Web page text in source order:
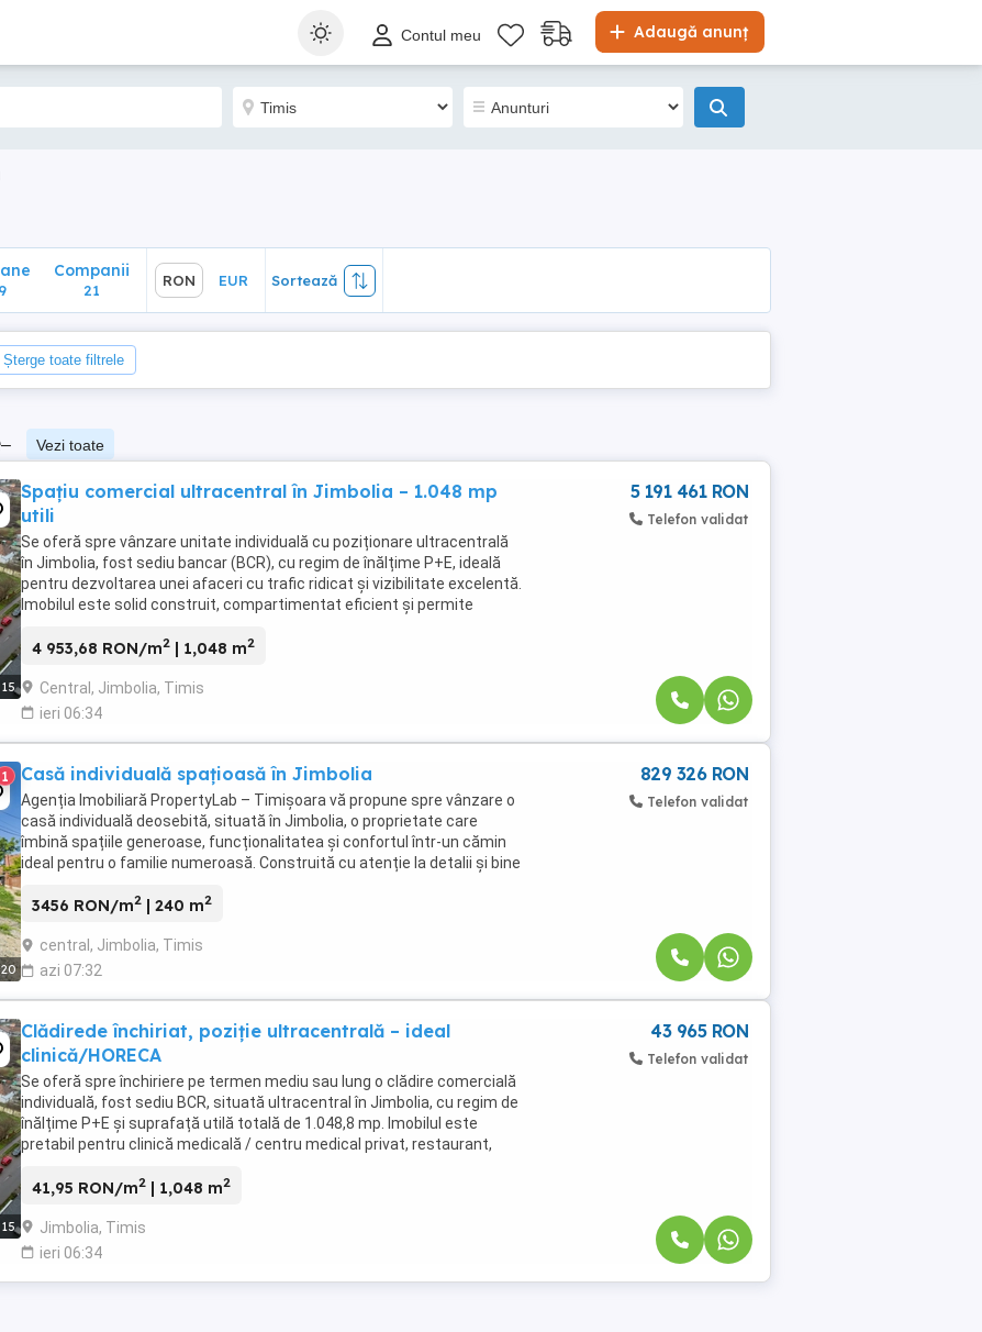
Adaugă anunț
Contul meu
Sortează
Companii
21
RON EUR Sortează
Șterge toate filtrele
– Vezi toate
15
Spațiu comercial ultracentral în Jimbolia – 1.048 mp
utili
Se oferă spre vânzare unitate individuală cu poziționare ultracentrală
în Jimbolia, fost sediu bancar (BCR), cu regim de înălțime P+E, ideală
pentru dezvoltarea unei afaceri cu trafic ridicat și vizibilitate excelentă.
Imobilul este solid construit, compartimentat eficient și permite
4 953,68 RON/m2 | 1,048 m2
Central, Jimbolia, Timis
ieri 06:34
5 191 461 RON
Telefon validat
20
1 Casă individuală spațioasă în Jimbolia
Agenția Imobiliară PropertyLab – Timișoara vă propune spre vânzare o
casă individuală deosebită, situată în Jimbolia, o proprietate care
îmbină spațiile generoase, funcționalitatea și confortul într-un cămin
ideal pentru o familie numeroasă. Construită cu atenție la detalii și bine
3456 RON/m2 | 240 m2
central, Jimbolia, Timis
azi 07:32
829 326 RON
Telefon validat
15
Clădirede închiriat, poziție ultracentrală – ideal
clinică/HORECA
Se oferă spre închiriere pe termen mediu sau lung o clădire comercială
individuală, fost sediu BCR, situată ultracentral în Jimbolia, cu regim de
înălțime P+E și suprafață utilă totală de 1.048,8 mp. Imobilul este
pretabil pentru clinică medicală / centru medical privat, restaurant,
41,95 RON/m2 | 1,048 m2
Jimbolia, Timis
ieri 06:34
43 965 RON
Telefon validat